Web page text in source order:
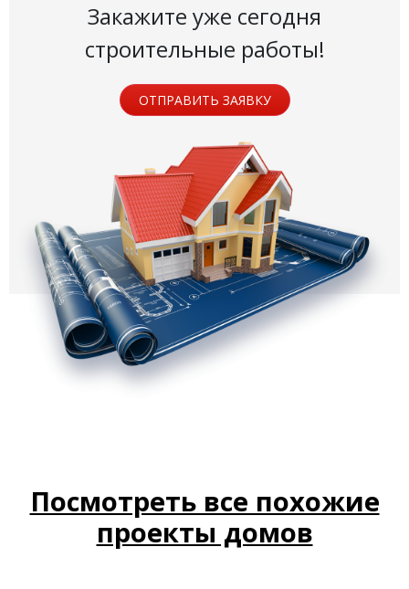
Закажите уже сегодня
строительные работы!
ОТПРАВИТЬ ЗАЯВКУ
Посмотреть все похожие
проекты домов